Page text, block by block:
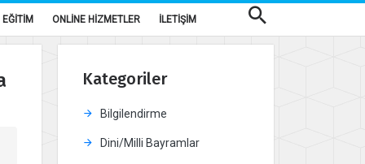
EĞİTİM ONLİNE HİZMETLER İLETİŞİM
Kategoriler
Bilgilendirme
Dini/Milli Bayramlar